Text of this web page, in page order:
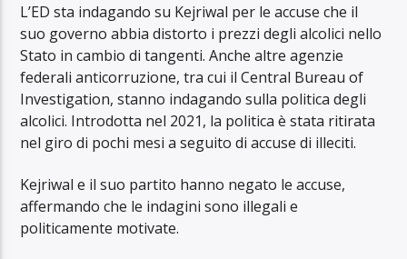
L’ED sta indagando su Kejriwal per le accuse che il
suo governo abbia distorto i prezzi degli alcolici nello
Stato in cambio di tangenti. Anche altre agenzie
federali anticorruzione, tra cui il Central Bureau of
Investigation, stanno indagando sulla politica degli
alcolici. Introdotta nel 2021, la politica è stata ritirata
nel giro di pochi mesi a seguito di accuse di illeciti.
Kejriwal e il suo partito hanno negato le accuse,
affermando che le indagini sono illegali e
politicamente motivate.